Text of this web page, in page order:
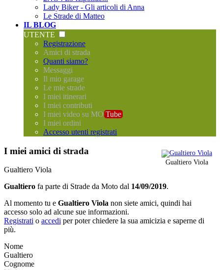
Lady Biker - Gli articoli di Anna
Le Strade di Matteo
IL BLOG
UTENTE
Registrazione
Amici di strada
Quanti siamo?
Messaggi
Il mio garage
Le mie strade
I miei itinerari
I miei contributi
I miei video su MO Tube
I miei ordini
Accesso utenti registrati
Gualtiero Viola
I miei amici di strada
Gualtiero Viola
Gualtiero fa parte di Strade da Moto dal 14/09/2019.
Al momento tu e Gualtiero Viola non siete amici, quindi hai
accesso solo ad alcune sue informazioni.
Registrati o accedi per poter chiedere la sua amicizia e saperne di
più.
Nome
Gualtiero
Cognome